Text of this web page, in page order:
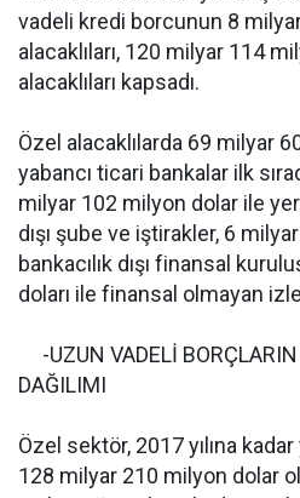
vadeli kredi borcunun 8
alacaklıları, 120 milyar 114
alacaklıları kapsadı.
Özel alacaklılarda 69 milyar
yabancı ticari bankalar ilk
milyar 102 milyon dolar ile
dışı şube ve iştirakler, 6
bankacılık dışı finansal
doları ile finansal olmayan
-UZUN VADELİ BORÇLARIN
DAĞILIMI
Özel sektör, 2017 yılına
128 milyar 210 milyon dolar